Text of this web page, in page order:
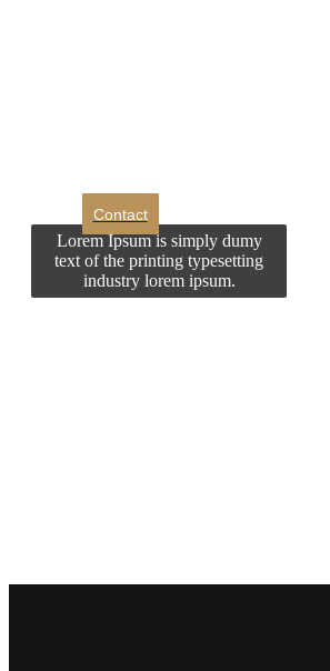
Contact
Lorem Ipsum is simply dumy
text of the printing typesetting
industry lorem ipsum.